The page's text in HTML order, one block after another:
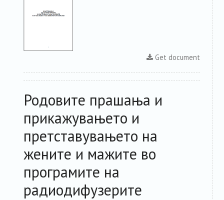
Get document
Родовите прашања и
прикажувањето и
претставувањето на
жените и мажите во
програмите на
радиодифузерите